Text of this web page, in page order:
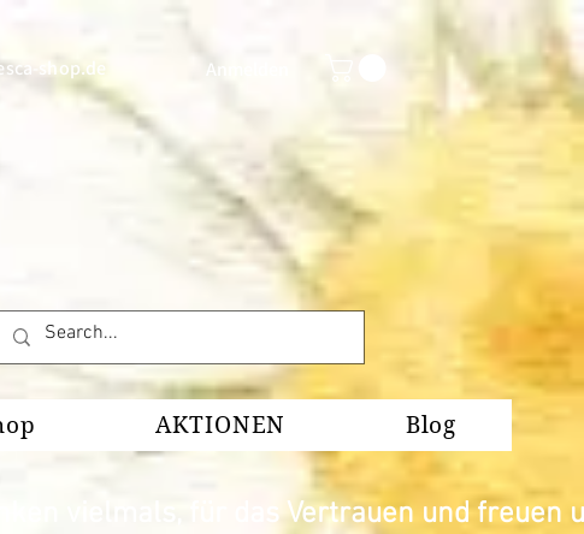
shop.de Anmelden
AKTIONEN Blog
vielmals, für das Vertrauen und freuen